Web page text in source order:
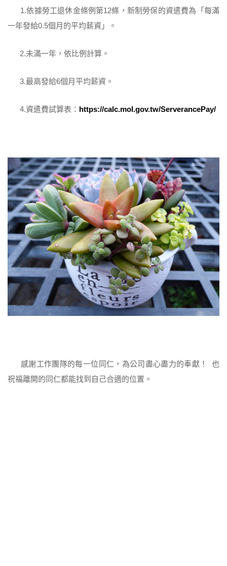
1.依據勞工退休金條例第12條，新制勞保的資遣費為「每滿
一年發給0.5個月的平均薪資」。
2.未滿一年，依比例計算。
3.最高發給6個月平均薪資。
4.資遣費試算表： https://calc.mol.gov.tw/ServerancePay/
感謝工作團隊的每一位同仁，為公司盡心盡力的奉獻！ 也
祝福離開的同仁都能找到自己合適的位置。